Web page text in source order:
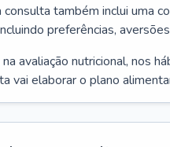
consulta também inclui uma
preferências,
avaliação nutricional, nos
vai elaborar o plano